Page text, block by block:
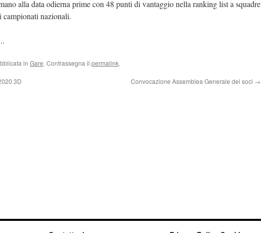
alla data odierna prime con 48 punti di vantaggio nella ranking list a squadre
nazionali.
in Gare. Contrassegna il permalink.
3D Convocazione Assemblea Generale dei soci →